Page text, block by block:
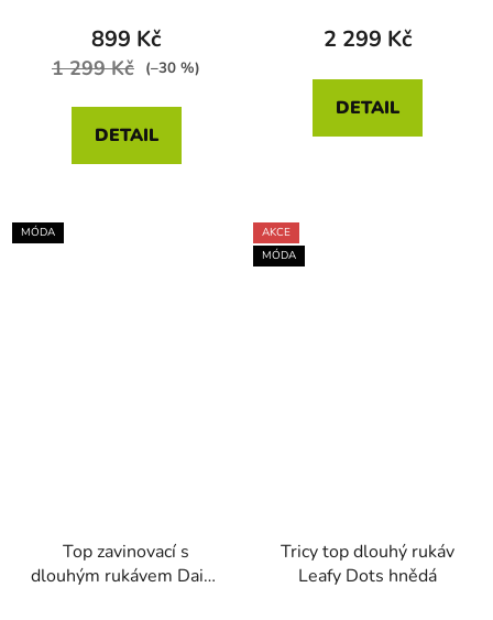
899 Kč
1 299 Kč (–30 %)
DETAIL
2 299 Kč
DETAIL
MÓDA
Top zavinovací s
dlouhým rukávem Daisy
AKCE
MÓDA
Tricy top dlouhý rukáv
Leafy Dots hnědá